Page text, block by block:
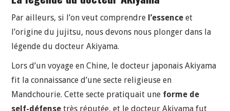
Par ailleurs, si l’on veut comprendre l’essence et
l’origine du jujitsu, nous devons nous plonger dans la
légende du docteur Akiyama.
Lors d’un voyage en Chine, le docteur japonais Akiyama
fit la connaissance d’une secte religieuse en
Mandchourie. Cette secte pratiquait une forme de
self-défense très réputée, et le docteur Akiyama fut